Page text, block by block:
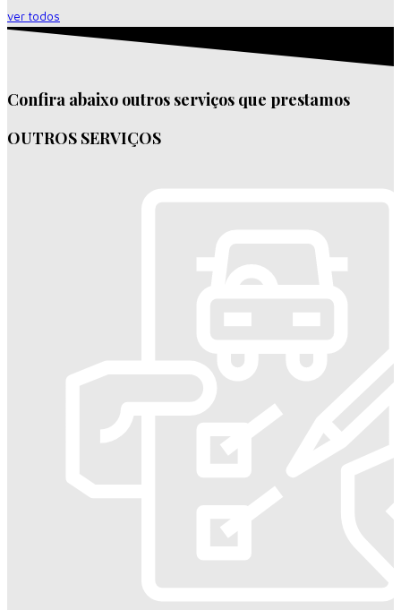
ver todos
Confira abaixo outros serviços que prestamos
OUTROS SERVIÇOS